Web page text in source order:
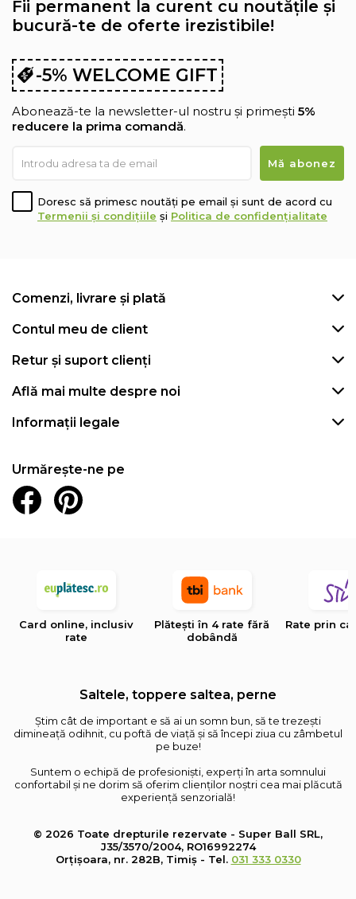
Fii permanent la curent cu noutățile și
bucură-te de oferte irezistibile!
-5% WELCOME GIFT
Abonează-te la newsletter-ul nostru și primești 5%
reducere la prima comandă.
Doresc să primesc noutăți pe email și sunt de acord cu
Termenii și condițiile și Politica de confidențialitate
Comenzi, livrare și plată
Contul meu de client
Retur și suport clienți
Află mai multe despre noi
Informații legale
Urmărește-ne pe
Card online, inclusiv
rate
Plătești în 4 rate fără
dobândă
Rate prin
Saltele, toppere saltea, perne
Știm cât de important e să ai un somn bun, să te trezești
dimineață odihnit, cu poftă de viață și să începi ziua cu zâmbetul
pe buze!
Suntem o echipă de profesioniști, experți în arta somnului
confortabil și ne dorim să oferim clienților noștri cea mai plăcută
experiență senzorială!
© 2026 Toate drepturile rezervate - Super Ball SRL,
J35/3570/2004, RO16992274
Orțișoara, nr. 282B, Timiș - Tel. 031 333 0330